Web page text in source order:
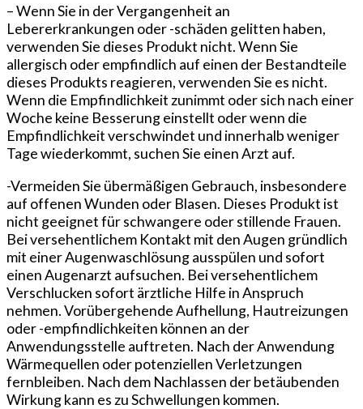
– Wenn Sie in der Vergangenheit an
Lebererkrankungen oder -schäden gelitten haben,
verwenden Sie dieses Produkt nicht. Wenn Sie
allergisch oder empfindlich auf einen der Bestandteile
dieses Produkts reagieren, verwenden Sie es nicht.
Wenn die Empfindlichkeit zunimmt oder sich nach einer
Woche keine Besserung einstellt oder wenn die
Empfindlichkeit verschwindet und innerhalb weniger
Tage wiederkommt, suchen Sie einen Arzt auf.
-Vermeiden Sie übermäßigen Gebrauch, insbesondere
auf offenen Wunden oder Blasen. Dieses Produkt ist
nicht geeignet für schwangere oder stillende Frauen.
Bei versehentlichem Kontakt mit den Augen gründlich
mit einer Augenwaschlösung ausspülen und sofort
einen Augenarzt aufsuchen. Bei versehentlichem
Verschlucken sofort ärztliche Hilfe in Anspruch
nehmen. Vorübergehende Aufhellung, Hautreizungen
oder -empfindlichkeiten können an der
Anwendungsstelle auftreten. Nach der Anwendung
Wärmequellen oder potenziellen Verletzungen
fernbleiben. Nach dem Nachlassen der betäubenden
Wirkung kann es zu Schwellungen kommen.